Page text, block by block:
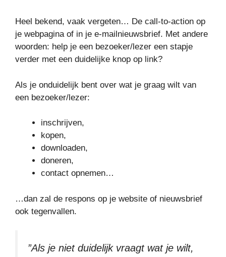
Heel bekend, vaak vergeten… De call-to-action op
je webpagina of in je e-mailnieuwsbrief. Met andere
woorden: help je een bezoeker/lezer een stapje
verder met een duidelijke knop op link?
Als je onduidelijk bent over wat je graag wilt van
een bezoeker/lezer:
inschrijven,
kopen,
downloaden,
doneren,
contact opnemen…
…dan zal de respons op je website of nieuwsbrief
ook tegenvallen.
”Als je niet duidelijk vraagt wat je wilt,